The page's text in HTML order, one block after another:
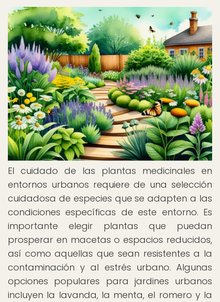
El cuidado de las plantas medicinales en
entornos urbanos requiere de una selección
cuidadosa de especies que se adapten a las
condiciones específicas de este entorno. Es
importante elegir plantas que puedan
prosperar en macetas o espacios reducidos,
así como aquellas que sean resistentes a la
contaminación y al estrés urbano. Algunas
opciones populares para jardines urbanos
incluyen la lavanda, la menta, el romero y la